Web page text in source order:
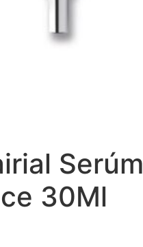
Serúm
30Ml